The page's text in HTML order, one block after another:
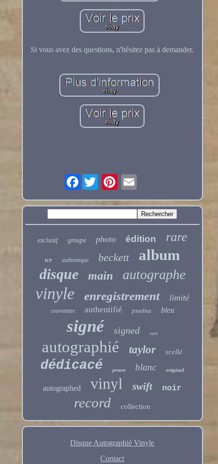
Si vous avez des questions, n'hésitez pas à demander.
Facebook
exclusif groupe photo édition rare
tcr authentique beckett album
disque main autographe
vinyle enregistrement limité
couverture authentifié psadna bleu
signé signed vert
autographié taylor scellé
dédicacé preuve blanc original
autographed vinyl swift noir
record collection
Disque Autographié Vinyle
Contact